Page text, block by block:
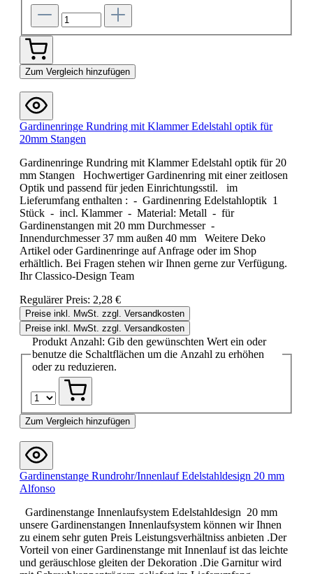
Zum Vergleich hinzufügen
Gardinenringe Rundring mit Klammer Edelstahl optik für
20mm Stangen
Gardinenringe Rundring mit Klammer Edelstahl optik für 20
mm Stangen Hochwertiger Gardinenring mit einer zeitlosen
Optik und passend für jeden Einrichtungsstil. im
Lieferumfang enthalten : - Gardinenring Edelstahloptik 1
Stück - incl. Klammer - Material: Metall - für
Gardinenstangen mit 20 mm Durchmesser -
Innendurchmesser 37 mm außen 40 mm Weitere Deko
Artikel oder Gardinenringe auf Anfrage oder im Shop
erhältlich. Bei Fragen stehen wir Ihnen gerne zur Verfügung.
Ihr Classico-Design Team
Regulärer Preis: 2,28 €
Preise inkl. MwSt. zzgl. Versandkosten
Preise inkl. MwSt. zzgl. Versandkosten
Produkt Anzahl: Gib den gewünschten Wert ein oder
benutze die Schaltflächen um die Anzahl zu erhöhen
oder zu reduzieren.
Zum Vergleich hinzufügen
Gardinenstange Rundrohr/Innenlauf Edelstahldesign 20 mm
Alfonso
Gardinenstange Innenlaufsystem Edelstahldesign 20 mm
unsere Gardinenstangen Innenlaufsystem können wir Ihnen
zu einem sehr guten Preis Leistungsverhältniss anbieten .Der
Vorteil von einer Gardinenstange mit Innenlauf ist das leichte
und geräuschlose gleiten der Dekoration .Die Garnitur wird